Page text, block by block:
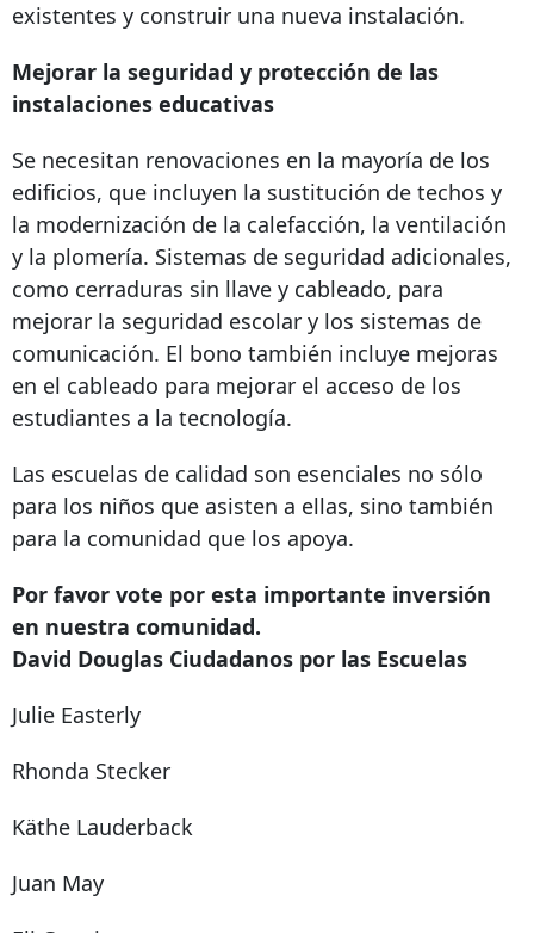
existentes y construir una nueva instalación.
Mejorar la seguridad y protección de las
instalaciones educativas
Se necesitan renovaciones en la mayoría de los
edificios, que incluyen la sustitución de techos y
la modernización de la calefacción, la ventilación
y la plomería. Sistemas de seguridad adicionales,
como cerraduras sin llave y cableado, para
mejorar la seguridad escolar y los sistemas de
comunicación. El bono también incluye mejoras
en el cableado para mejorar el acceso de los
estudiantes a la tecnología.
Las escuelas de calidad son esenciales no sólo
para los niños que asisten a ellas, sino también
para la comunidad que los apoya.
Por favor vote por esta importante inversión
en nuestra comunidad.
David Douglas Ciudadanos por las Escuelas
Julie Easterly
Rhonda Stecker
Käthe Lauderback
Juan May